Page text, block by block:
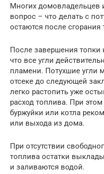
Многих домовладельцев
вопрос – что делать с
остаются после сгорания
После завершения топки
что все угли
пламени. Потухшие угли
отсеке до следующей
легко растопить уже
расход топлива. При
буржуйки или котла
или выхода из дома.
При отсутствии
топлива остатки
и заливаются водой.